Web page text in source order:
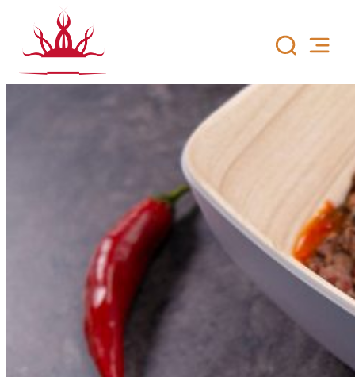
sisältöön